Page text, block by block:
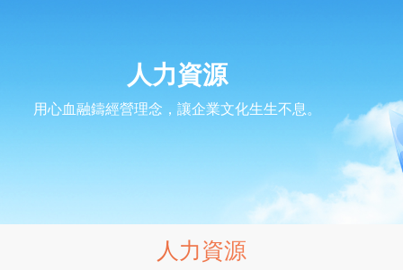
人力資源
用心血融鑄經營理念，讓企業文化生生不息。
人力資源